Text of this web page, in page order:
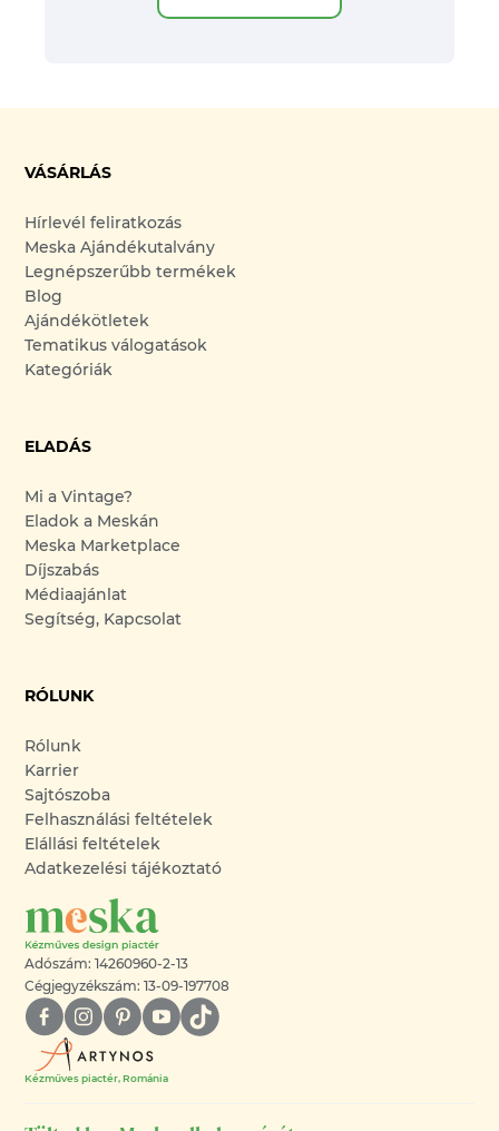
VÁSÁRLÁS
Hírlevél feliratkozás
Meska Ajándékutalvány
Legnépszerűbb termékek
Blog
Ajándékötletek
Tematikus válogatások
Kategóriák
ELADÁS
Mi a Vintage?
Eladok a Meskán
Meska Marketplace
Díjszabás
Médiaajánlat
Segítség, Kapcsolat
RÓLUNK
Rólunk
Karrier
Sajtószoba
Felhasználási feltételek
Elállási feltételek
Adatkezelési tájékoztató
Adószám: 14260960-2-13
Cégjegyzékszám: 13-09-197708
Kézműves piactér, Románia